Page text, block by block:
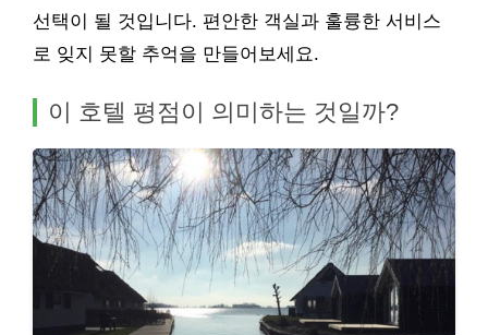
선택이 될 것입니다. 편안한 객실과 훌륭한 서비스
로 잊지 못할 추억을 만들어보세요.
이 호텔 평점이 의미하는 것일까?